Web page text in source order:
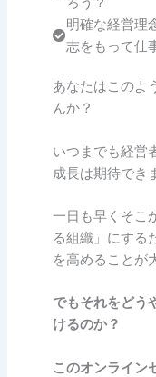
明確な経営理
志をもって仕
あなたはこのよ
んか？
いつまでも経営
成長は期待でき
一日も早くそこ
る組織」にする
を高めることが
でもそれをどう
けるのか？
このオンライン